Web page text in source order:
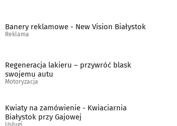
Banery reklamowe - New Vision Białystok
Reklama
Regeneracja lakieru – przywróć blask
swojemu autu
Motoryzacja
Kwiaty na zamówienie - Kwiaciarnia
Białystok przy Gajowej
Usługi